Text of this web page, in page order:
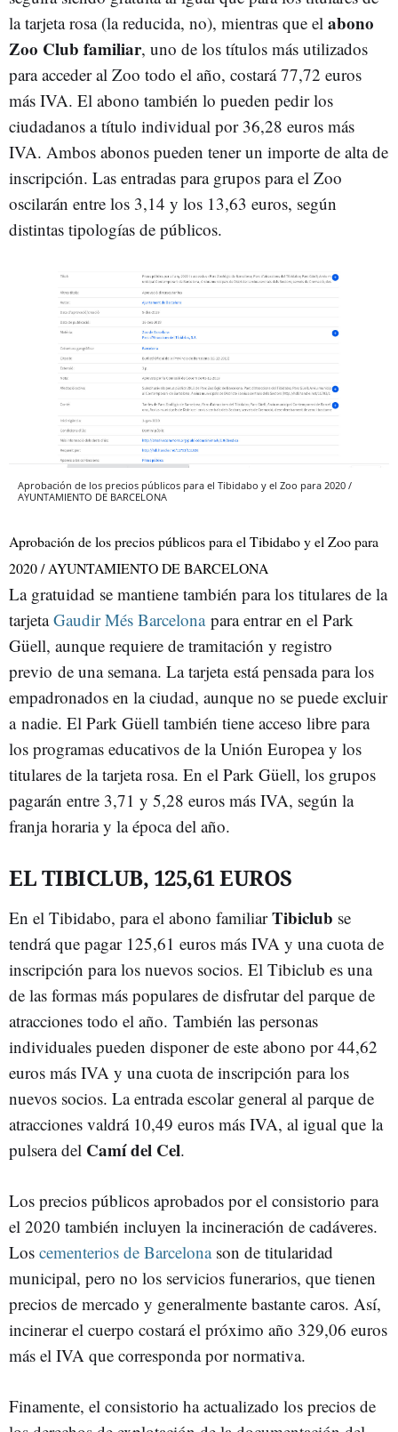
la tarjeta rosa (la reducida, no), mientras que el abono
Zoo Club familiar, uno de los títulos más utilizados
para acceder al Zoo todo el año, costará 77,72 euros
más IVA. El abono también lo pueden pedir los
ciudadanos a título individual por 36,28 euros más
IVA. Ambos abonos pueden tener un importe de alta de
inscripción. Las entradas para grupos para el Zoo
oscilarán entre los 3,14 y los 13,63 euros, según
distintas tipologías de públicos.
Aprobación de los precios públicos para el Tibidabo y el Zoo para 2020 /
AYUNTAMIENTO DE BARCELONA
Aprobación de los precios públicos para el Tibidabo y el Zoo para
2020 / AYUNTAMIENTO DE BARCELONA
La gratuidad se mantiene también para los titulares de la
tarjetaGaudir Més Barcelonapara entrar en el Park
Güell, aunque requiere de tramitación y registro
previo de una semana. La tarjeta está pensada para los
empadronados en la ciudad, aunque no se puede excluir
a nadie. El Park Güell también tiene acceso libre para
los programas educativos de la Unión Europea y los
titulares de la tarjeta rosa. En el Park Güell, los grupos
pagarán entre 3,71 y 5,28 euros más IVA, según la
franja horaria y la época del año.
EL TIBICLUB, 125,61 EUROS
En el Tibidabo, para el abono familiarTibiclub se
tendrá que pagar 125,61 euros más IVA y una cuota de
inscripción para los nuevos socios. El Tibiclub es una
de las formas más populares de disfrutar del parque de
atracciones todo el año. También las personas
individuales pueden disponer de este abono por 44,62
euros más IVA y una cuota de inscripción para los
nuevos socios. La entrada escolar general al parque de
atracciones valdrá 10,49 euros más IVA, al igual que la
pulsera del Camí del Cel.
Los precios públicos aprobados por el consistorio para
el 2020 también incluyen la incineración de cadáveres.
Los cementerios de Barcelonason de titularidad
municipal, pero no los servicios funerarios, que tienen
precios de mercado y generalmente bastante caros. Así,
incinerar el cuerpo costará el próximo año 329,06 euros
más el IVA que corresponda por normativa.
Finamente, el consistorio ha actualizado los precios de